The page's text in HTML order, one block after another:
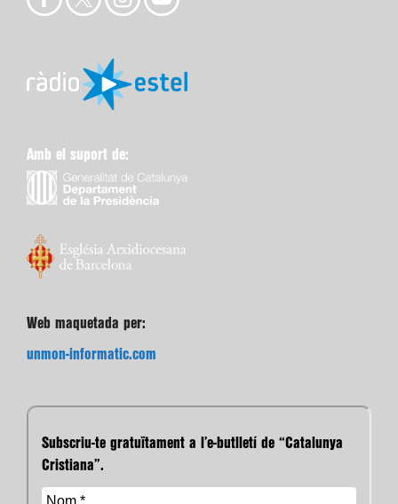
Amb el suport de:
Web maquetada per:
unmon-informatic.com
Subscriu-te gratuïtament a l’e-butlletí de “Catalunya
Cristiana”.